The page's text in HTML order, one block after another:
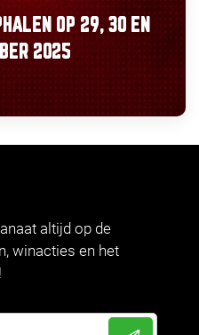
OP 29, 30 EN
2025
altijd op de
winacties en het